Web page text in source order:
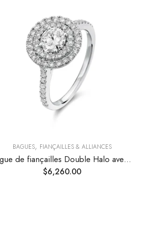
BAGUES, FIANÇAILLES & ALLIANCES
Bague de fiançailles Double Halo avec diamant rond
$6,260.00